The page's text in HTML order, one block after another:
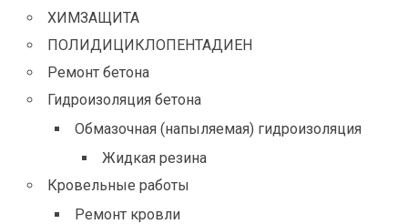
ХИМЗАЩИТА
ПОЛИДИЦИКЛОПЕНТАДИЕН
Ремонт бетона
Гидроизоляция бетона
Обмазочная (напыляемая) гидроизоляция
Жидкая резина
Кровельные работы
Ремонт кровли